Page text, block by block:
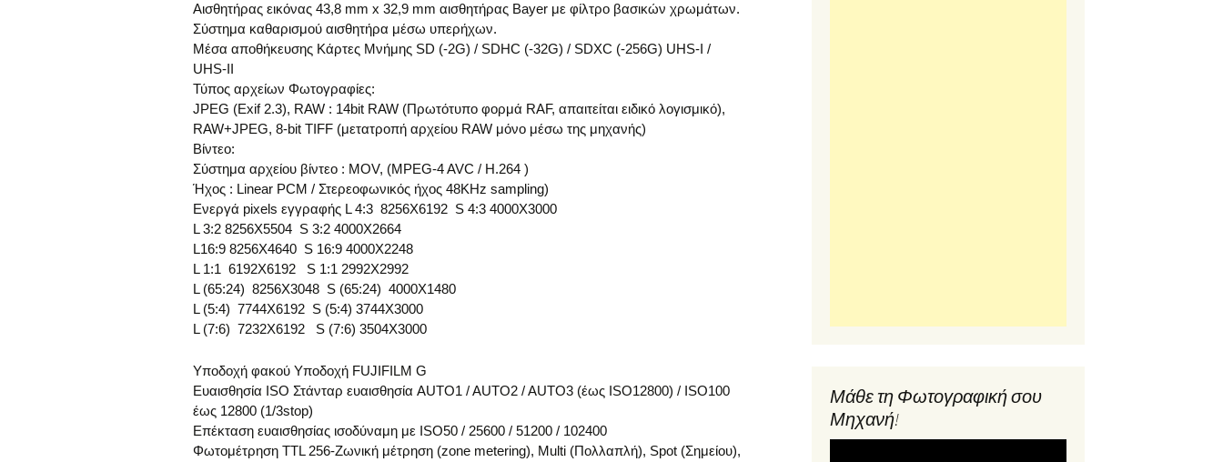
Αισθητήρας εικόνας 43,8 mm x 32,9 mm αισθητήρας Bayer με φίλτρο βασικών χρωμάτων.
Σύστημα καθαρισμού αισθητήρα μέσω υπερήχων.
Μέσα αποθήκευσης Κάρτες Μνήμης SD (-2G) / SDHC (-32G) / SDXC (-256G) UHS-I /
UHS-IΙ
Τύπος αρχείων Φωτογραφίες:
JPEG (Exif 2.3), RAW : 14bit RAW (Πρωτότυπο φορμά RAF, απαιτείται ειδικό λογισμικό),
RAW+JPEG, 8-bit TIFF (μετατροπή αρχείου RAW μόνο μέσω της μηχανής)
Βίντεο:
Σύστημα αρχείου βίντεο : MOV, (MPEG-4 AVC / Η.264 )
Ήχος : Linear PCM / Στερεοφωνικός ήχος 48KHz sampling)
Ενεργά pixels εγγραφής L 4:3 8256Χ6192 S 4:3 4000Χ3000
L 3:2 8256Χ5504 S 3:2 4000Χ2664
L16:9 8256Χ4640 S 16:9 4000Χ2248
L 1:1 6192Χ6192 S 1:1 2992Χ2992
L (65:24) 8256Χ3048 S (65:24) 4000Χ1480
L (5:4) 7744Χ6192 S (5:4) 3744Χ3000
L (7:6) 7232Χ6192 S (7:6) 3504Χ3000
Υποδοχή φακού Υποδοχή FUJIFILM G
Ευαισθησία ISO Στάνταρ ευαισθησία AUTO1 / AUTO2 / AUTO3 (έως ISO12800) / ISO100
έως 12800 (1/3stοp)
Επέκταση ευαισθησίας ισοδύναμη με ISO50 / 25600 / 51200 / 102400
Φωτομέτρηση TTL 256-Ζωνική μέτρηση (zone metering), Multi (Πολλαπλή), Spot (Σημείου),
Μάθε τη Φωτογραφική σου
Μηχανή!